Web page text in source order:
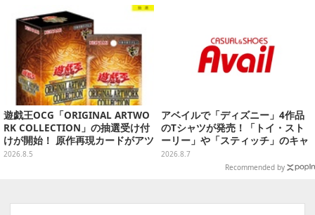
遊戯王OCG「ORIGINAL ARTWO
RK COLLECTION」の抽選受け付
けが開始！ 原作再現カードがアツ
いスペシャルパック
2026.8.5
アベイルで「ディズニー」4作品
のTシャツが発売！「トイ・スト
ーリー」や「スティッチ」のキャ
ラを刺しゅうでデザイン
2026.8.7
Recommended by